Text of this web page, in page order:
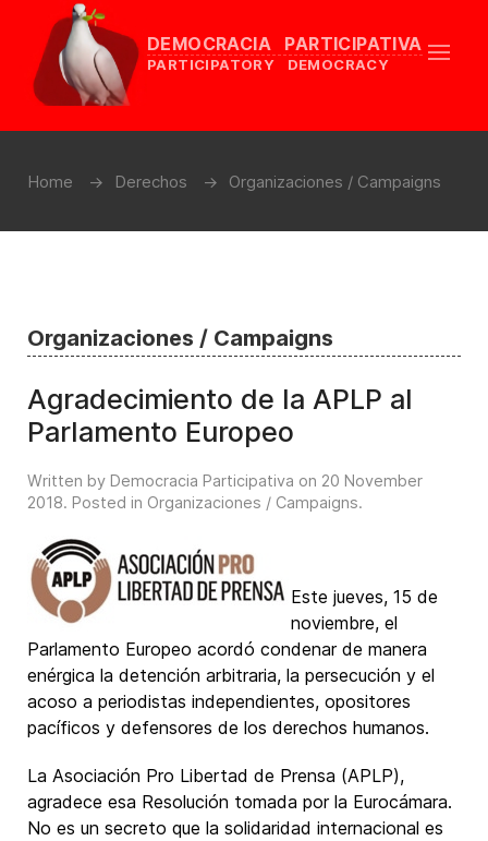
DEMOCRACIA PARTICIPATIVA
PARTICIPATORY DEMOCRACY
Home Derechos Organizaciones / Campaigns
Organizaciones / Campaigns
Agradecimiento de la APLP al
Parlamento Europeo
Written by Democracia Participativa on 20 November
2018. Posted in Organizaciones / Campaigns.
Este jueves, 15 de
noviembre, el
Parlamento Europeo acordó condenar de manera
enérgica la detención arbitraria, la persecución y el
acoso a periodistas independientes, opositores
pacíficos y defensores de los derechos humanos.
La Asociación Pro Libertad de Prensa (APLP),
agradece esa Resolución tomada por la Eurocámara.
No es un secreto que la solidaridad internacional es